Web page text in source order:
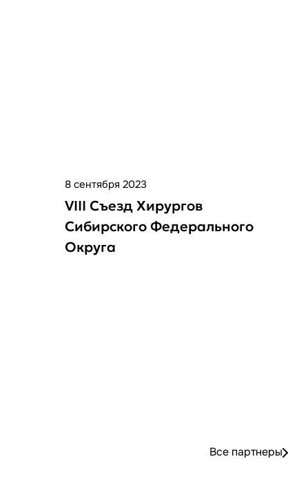
8 сентября 2023
VIII Съезд Хирургов
Сибирского Федерального
Округа
Все партнеры